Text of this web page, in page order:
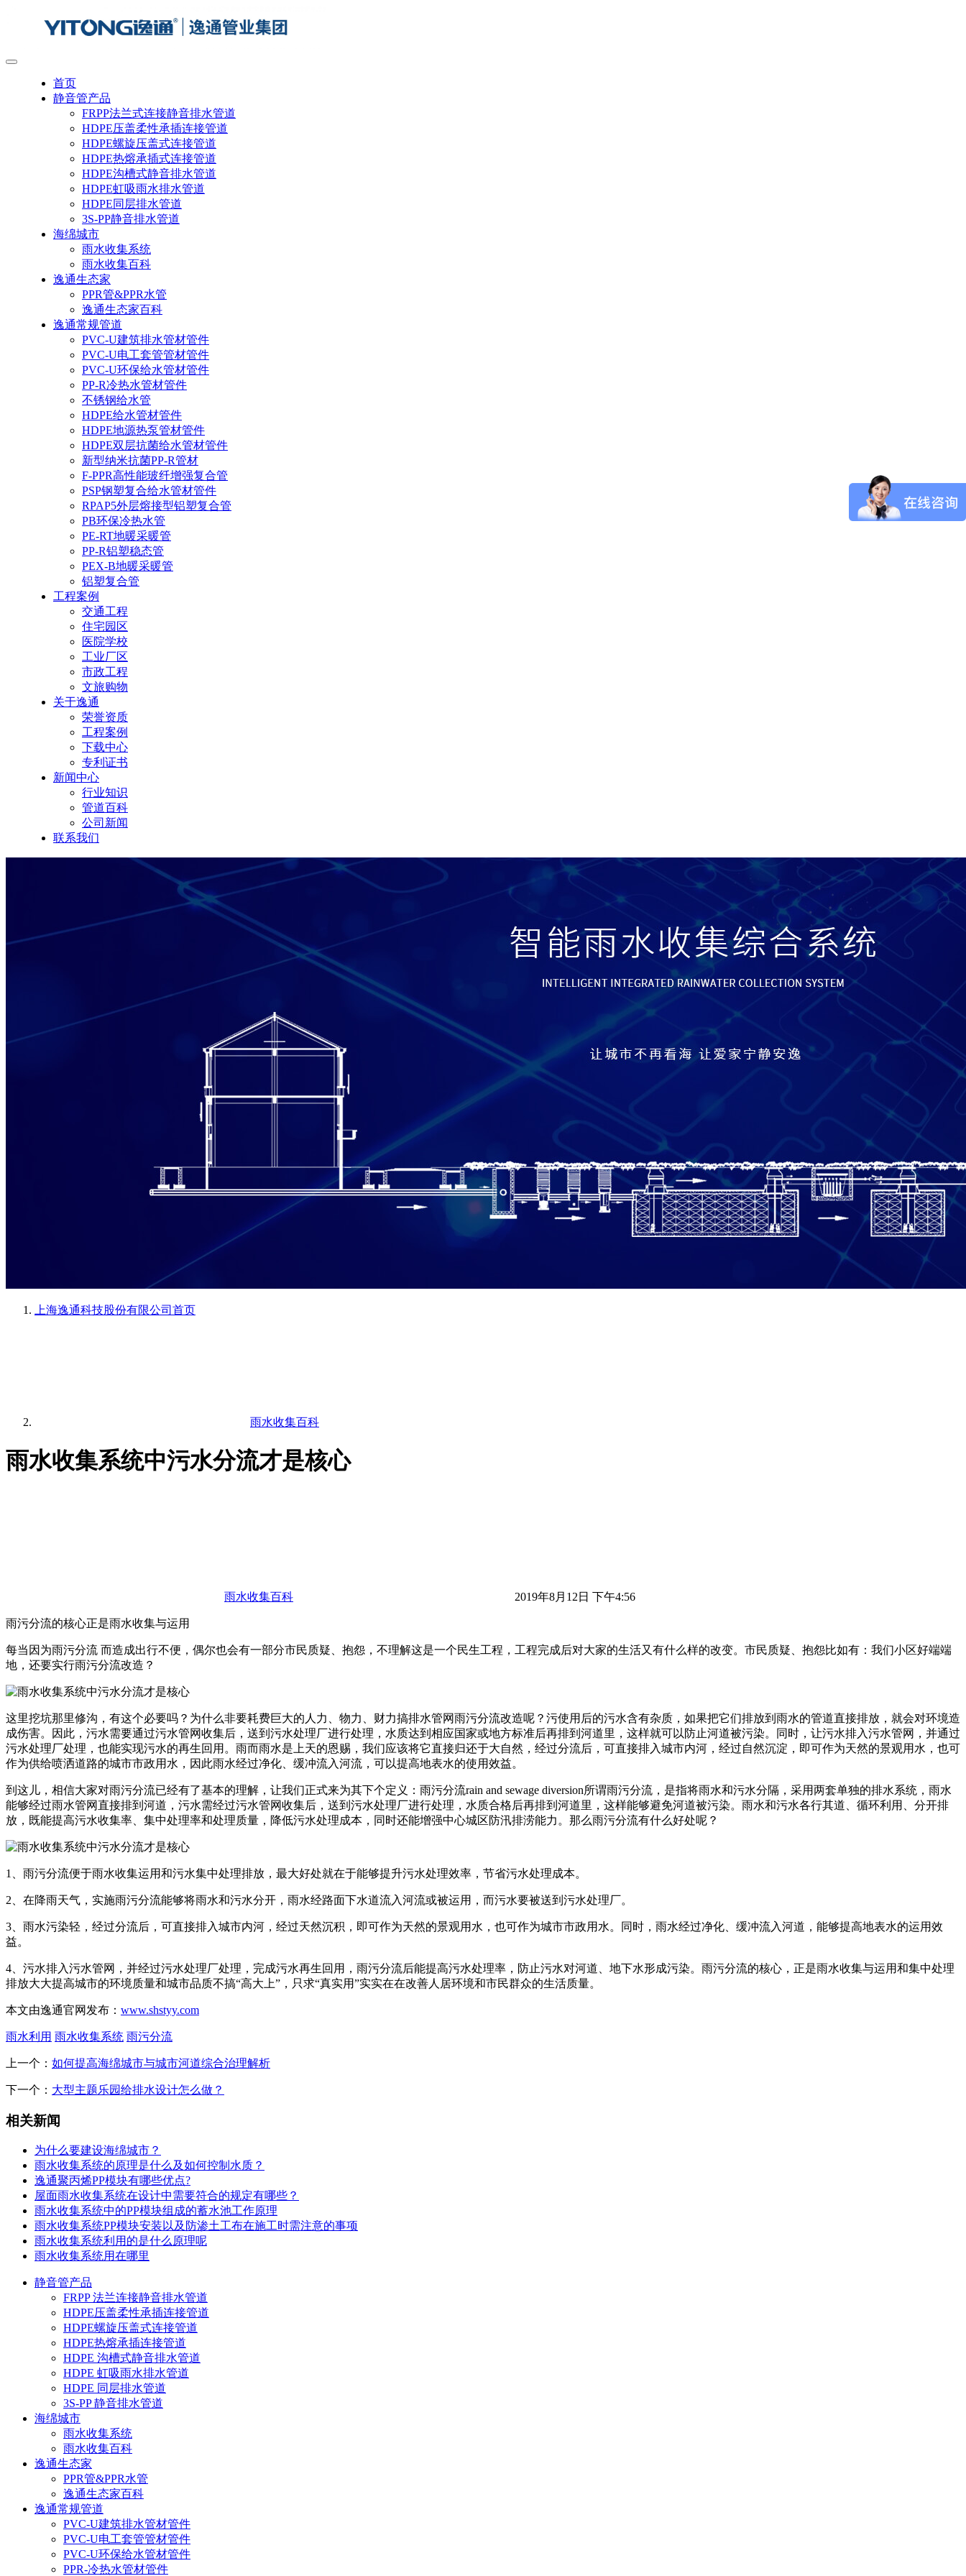
首页
静音管产品
FRPP法兰式连接静音排水管道
HDPE压盖柔性承插连接管道
HDPE螺旋压盖式连接管道
HDPE热熔承插式连接管道
HDPE沟槽式静音排水管道
HDPE虹吸雨水排水管道
HDPE同层排水管道
3S-PP静音排水管道
海绵城市
雨水收集系统
雨水收集百科
逸通生态家
PPR管&PPR水管
逸通生态家百科
逸通常规管道
PVC-U建筑排水管材管件
PVC-U电工套管管材管件
PVC-U环保给水管材管件
PP-R冷热水管材管件
不锈钢给水管
HDPE给水管材管件
HDPE地源热泵管材管件
HDPE双层抗菌给水管材管件
新型纳米抗菌PP-R管材
F-PPR高性能玻纤增强复合管
PSP钢塑复合给水管材管件
RPAP5外层熔接型铝塑复合管
PB环保冷热水管
PE-RT地暖采暖管
PP-R铝塑稳态管
PEX-B地暖采暖管
铝塑复合管
工程案例
交通工程
住宅园区
医院学校
工业厂区
市政工程
文旅购物
关于逸通
荣誉资质
工程案例
下载中心
专利证书
新闻中心
行业知识
管道百科
公司新闻
联系我们
上海逸通科技股份有限公司 首页
雨水收集百科
雨水收集系统中污水分流才是核心
雨水收集百科 2019年8月12日 下午4:56
雨污分流的核心正是雨水收集与运用
每当因为雨污分流 而造成出行不便，偶尔也会有一部分市民质疑、抱怨，不理解这是一个民生工程，工程完成后对大家的生活又有什么样的改变。市民质疑、抱怨比如有：我们小区好端端
地，还要实行雨污分流改造？
这里挖坑那里修沟，有这个必要吗？为什么非要耗费巨大的人力、物力、财力搞排水管网雨污分流改造呢？污使用后的污水含有杂质，如果把它们排放到雨水的管道直接排放，就会对环境造
成伤害。因此，污水需要通过污水管网收集后，送到污水处理厂进行处理，水质达到相应国家或地方标准后再排到河道里，这样就可以防止河道被污染。同时，让污水排入污水管网，并通过
污水处理厂处理，也能实现污水的再生回用。雨而雨水是上天的恩赐，我们应该将它直接归还于大自然，经过分流后，可直接排入城市内河，经过自然沉淀，即可作为天然的景观用水，也可
作为供给喷洒道路的城市市政用水，因此雨水经过净化、缓冲流入河流，可以提高地表水的使用效益。
到这儿，相信大家对雨污分流已经有了基本的理解，让我们正式来为其下个定义：雨污分流rain and sewage diversion所谓雨污分流，是指将雨水和污水分隔，采用两套单独的排水系统，雨水
能够经过雨水管网直接排到河道，污水需经过污水管网收集后，送到污水处理厂进行处理，水质合格后再排到河道里，这样能够避免河道被污染。雨水和污水各行其道、循环利用、分开排
放，既能提高污水收集率、集中处理率和处理质量，降低污水处理成本，同时还能增强中心城区防汛排涝能力。那么雨污分流有什么好处呢？
1、雨污分流便于雨水收集运用和污水集中处理排放，最大好处就在于能够提升污水处理效率，节省污水处理成本。
2、在降雨天气，实施雨污分流能够将雨水和污水分开，雨水经路面下水道流入河流或被运用，而污水要被送到污水处理厂。
3、雨水污染轻，经过分流后，可直接排入城市内河，经过天然沉积，即可作为天然的景观用水，也可作为城市市政用水。同时，雨水经过净化、缓冲流入河道，能够提高地表水的运用效
益。
4、污水排入污水管网，并经过污水处理厂处理，完成污水再生回用，雨污分流后能提高污水处理率，防止污水对河道、地下水形成污染。雨污分流的核心，正是雨水收集与运用和集中处理
排放大大提高城市的环境质量和城市品质不搞“高大上”，只求“真实用”实实在在改善人居环境和市民群众的生活质量。
本文由逸通官网发布： www.shstyy.com
雨水利用 雨水收集系统 雨污分流
上一个： 如何提高海绵城市与城市河道综合治理解析
下一个： 大型主题乐园给排水设计怎么做？
相关新闻
为什么要建设海绵城市？
雨水收集系统的原理是什么及如何控制水质？
逸通聚丙烯PP模块有哪些优点?
屋面雨水收集系统在设计中需要符合的规定有哪些？
雨水收集系统中的PP模块组成的蓄水池工作原理
雨水收集系统PP模块安装以及防渗土工布在施工时需注意的事项
雨水收集系统利用的是什么原理呢
雨水收集系统用在哪里
静音管产品
FRPP 法兰连接静音排水管道
HDPE压盖柔性承插连接管道
HDPE螺旋压盖式连接管道
HDPE热熔承插连接管道
HDPE 沟槽式静音排水管道
HDPE 虹吸雨水排水管道
HDPE 同层排水管道
3S-PP 静音排水管道
海绵城市
雨水收集系统
雨水收集百科
逸通生态家
PPR管&PPR水管
逸通生态家百科
逸通常规管道
PVC-U建筑排水管材管件
PVC-U电工套管管材管件
PVC-U环保给水管材管件
PPR-冷热水管材管件